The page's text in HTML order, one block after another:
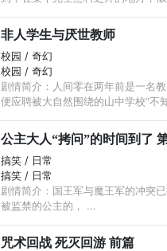
非人学生与厌世教师
校园 / 奇幻
校园 / 奇幻
剧情简介：人间零在两年前是一名
便应聘被大自然围绕的山中学校“不
公主大人“拷问”的时间到了
搞笑 / 日常
搞笑 / 日常
剧情简介：国王军与魔王军的冲突
被监禁的公主的， ...
咒术回战 死灭回游 前篇